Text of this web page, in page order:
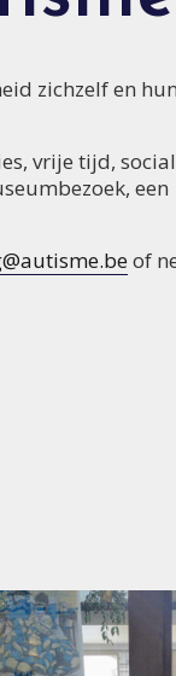
zichzelf en
vrije tijd,
een
of